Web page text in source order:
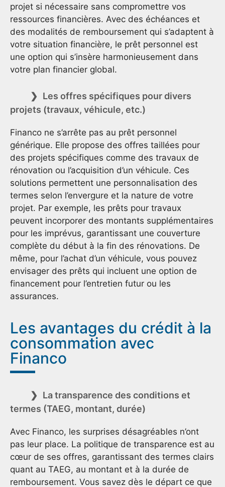
projet si nécessaire sans compromettre vos
ressources financières. Avec des échéances et
des modalités de remboursement qui s’adaptent à
votre situation financière, le prêt personnel est
une option qui s’insère harmonieusement dans
votre plan financier global.
Les offres spécifiques pour divers
projets (travaux, véhicule, etc.)
Financo ne s’arrête pas au prêt personnel
générique. Elle propose des offres taillées pour
des projets spécifiques comme des travaux de
rénovation ou l’acquisition d’un véhicule. Ces
solutions permettent une personnalisation des
termes selon l’envergure et la nature de votre
projet. Par exemple, les prêts pour travaux
peuvent incorporer des montants supplémentaires
pour les imprévus, garantissant une couverture
complète du début à la fin des rénovations. De
même, pour l’achat d’un véhicule, vous pouvez
envisager des prêts qui incluent une option de
financement pour l’entretien futur ou les
assurances.
Les avantages du crédit à la
consommation avec
Financo
La transparence des conditions et
termes (TAEG, montant, durée)
Avec Financo, les surprises désagréables n’ont
pas leur place. La politique de transparence est au
cœur de ses offres, garantissant des termes clairs
quant au TAEG, au montant et à la durée de
remboursement. Vous savez dès le départ ce que